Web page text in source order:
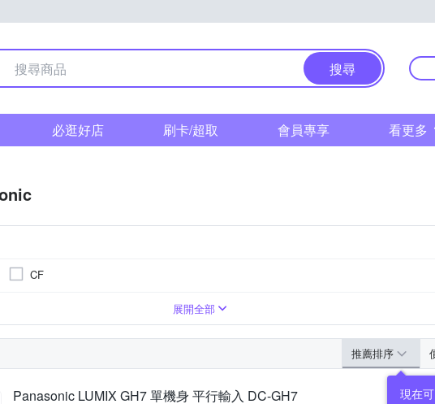
搜尋
必逛好店 刷卡/超取 會員專享 看更多
CF
展開全部
推薦排序
現在
Panasonic LUMIX GH7 單機身 平行輸入 DC-GH7